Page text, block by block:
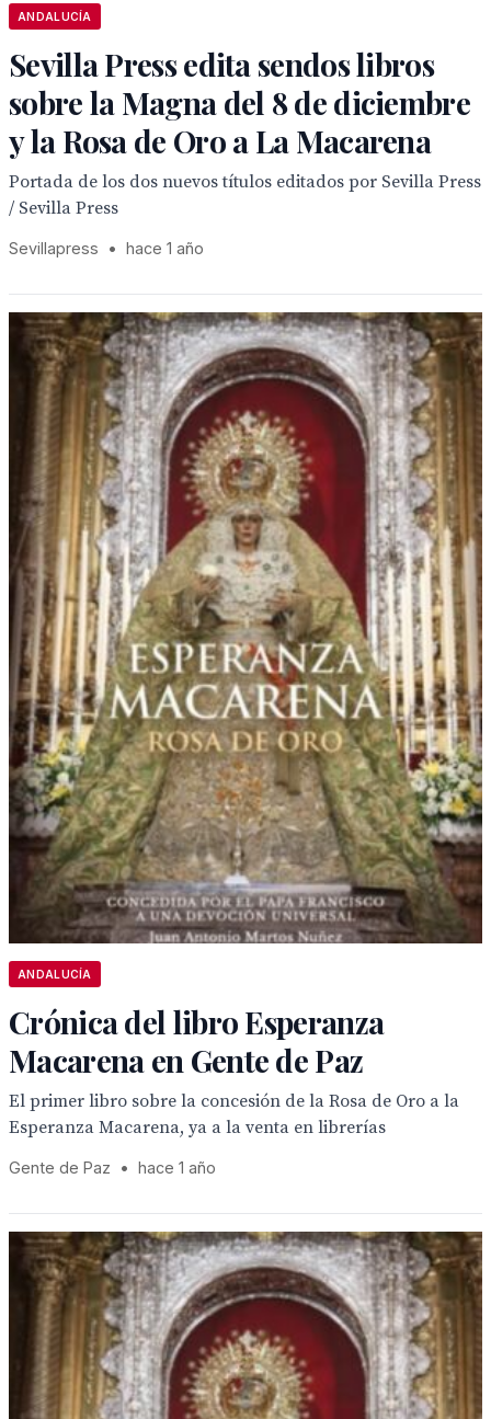
ANDALUCÍA
Sevilla Press edita sendos libros
sobre la Magna del 8 de diciembre
y la Rosa de Oro a La Macarena
Portada de los dos nuevos títulos editados por Sevilla Press
/ Sevilla Press
Sevillapress • hace 1 año
ANDALUCÍA
Crónica del libro Esperanza
Macarena en Gente de Paz
El primer libro sobre la concesión de la Rosa de Oro a la
Esperanza Macarena, ya a la venta en librerías
Gente de Paz • hace 1 año